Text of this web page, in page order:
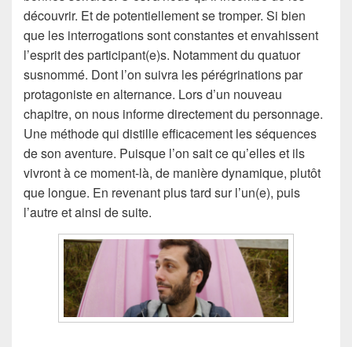
découvrir. Et de potentiellement se tromper. Si bien
que les interrogations sont constantes et envahissent
l’esprit des participant(e)s. Notamment du quatuor
susnommé. Dont l’on suivra les pérégrinations par
protagoniste en alternance. Lors d’un nouveau
chapitre, on nous informe directement du personnage.
Une méthode qui distille efficacement les séquences
de son aventure. Puisque l’on sait ce qu’elles et ils
vivront à ce moment-là, de manière dynamique, plutôt
que longue. En revenant plus tard sur l’un(e), puis
l’autre et ainsi de suite.